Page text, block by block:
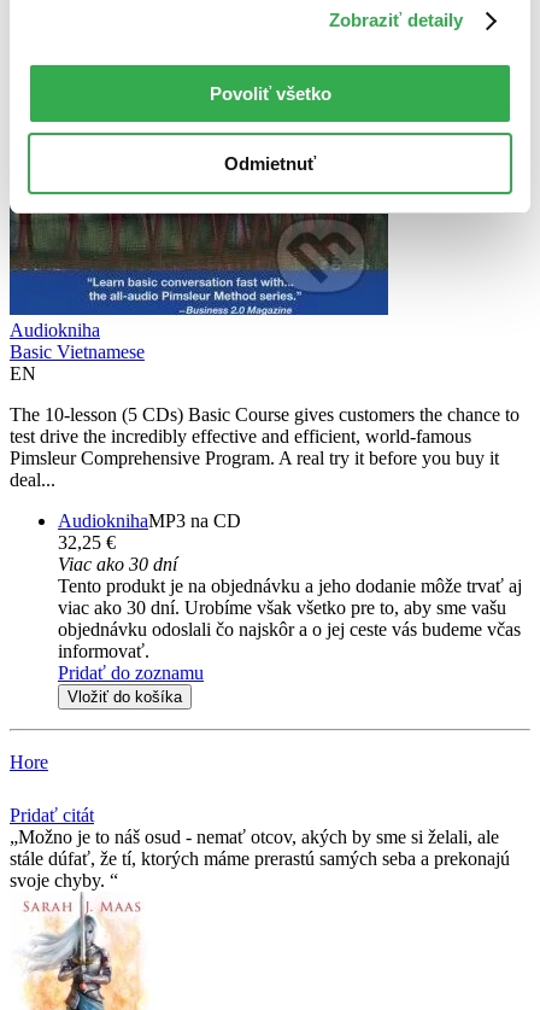
Zobraziť detaily
Povoliť všetko
Odmietnuť
Audiokniha
Basic Vietnamese
EN
The 10-lesson (5 CDs) Basic Course gives customers the chance to
test drive the incredibly effective and efficient, world-famous
Pimsleur Comprehensive Program. A real try it before you buy it
deal...
AudioknihaMP3 na CD
32,25 €
Viac ako 30 dní
Tento produkt je na objednávku a jeho dodanie môže trvať aj
viac ako 30 dní. Urobíme však všetko pre to, aby sme vašu
objednávku odoslali čo najskôr a o jej ceste vás budeme včas
informovať.
Pridať do zoznamu
Vložiť do košíka
Hore
Pridať citát
Možno je to náš osud - nemať otcov, akých by sme si želali, ale
stále dúfať, že tí­, ktorých máme prerastú samých seba a prekonajú
svoje chyby.